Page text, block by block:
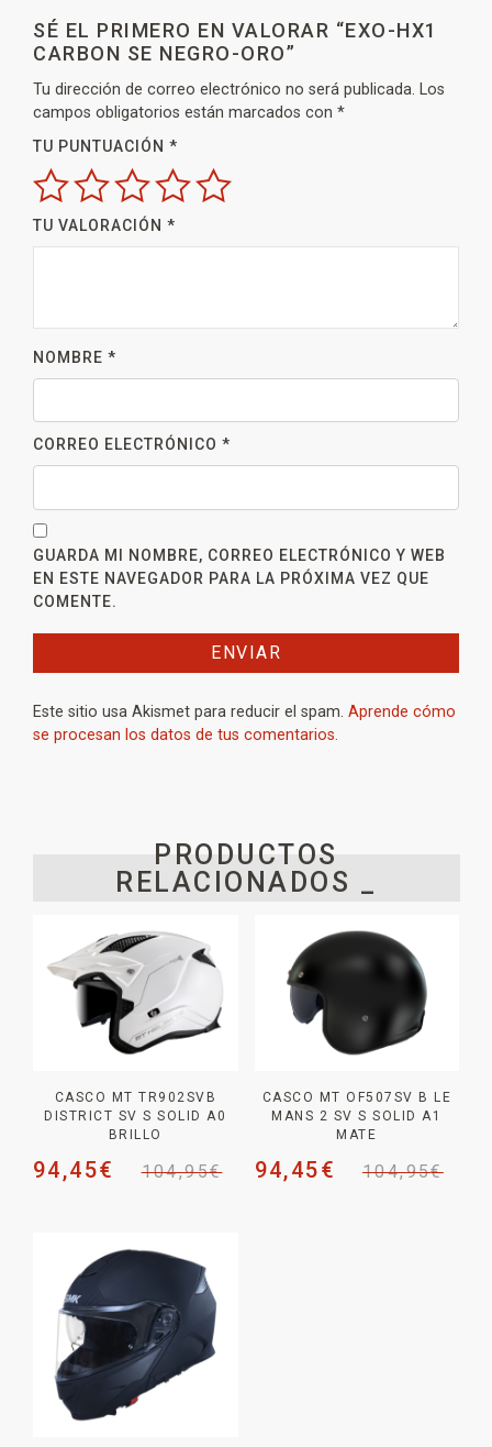
SÉ EL PRIMERO EN VALORAR “EXO-HX1
CARBON SE NEGRO-ORO”
Tu dirección de correo electrónico no será publicada. Los
campos obligatorios están marcados con *
TU PUNTUACIÓN *
TU VALORACIÓN *
NOMBRE *
CORREO ELECTRÓNICO *
GUARDA MI NOMBRE, CORREO ELECTRÓNICO Y WEB
EN ESTE NAVEGADOR PARA LA PRÓXIMA VEZ QUE
COMENTE.
Este sitio usa Akismet para reducir el spam. Aprende cómo
se procesan los datos de tus comentarios.
PRODUCTOS
RELACIONADOS _
CASCO MT TR902SVB
DISTRICT SV S SOLID A0
BRILLO
104,95€
94,45€
CASCO MT OF507SV B LE
MANS 2 SV S SOLID A1
MATE
104,95€
94,45€